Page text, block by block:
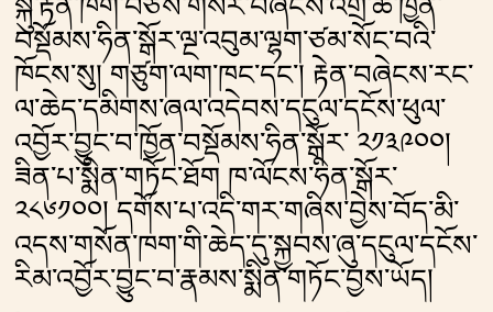
བསྡོམས་ཧིན་སྒོར་ལྔ་འབུམ་ལྷག་ཙམ་སོང་བའི་
ཁོངས་སུ། གཙུག་ལག་ཁང་དང༌། རྟེན་བཞེངས་རང་
ལ་ཆེད་དམིགས་ཞལ་འདེབས་དངུལ་དངོས་ཕུལ་
འབྱོར་བྱུང་བ་ཁྱོན་བསྡོམས་ཧིན་སྒོར་ ༢༡༣༩༠༠།
ཟིན་པ་སྨིན་གཏོང་ཐོག ཁ་ལོངས་ཧིན་སྒོར་
༢༨༦༡༠༠། དགོས་པ་འདི་གར་གཞིས་བྱེས་བོད་མི་
འདས་གསོན་ཁག་གི་ཆེད་དུ་སྐྱབས་ཞུ་དངུལ་དངོས་
རིམ་འབྱོར་བྱུང་བ་རྣམས་སྨིན་གཏོང་བྱས་ཡོད།